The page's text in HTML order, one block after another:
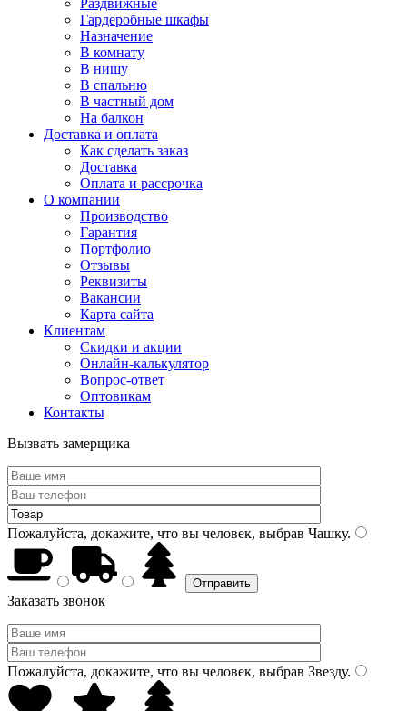
Раздвижные
Гардеробные шкафы
Назначение
В комнату
В нишу
В спальню
В частный дом
На балкон
Доставка и оплата
Как сделать заказ
Доставка
Оплата и рассрочка
О компании
Производство
Гарантия
Портфолио
Отзывы
Реквизиты
Вакансии
Карта сайта
Клиентам
Скидки и акции
Онлайн-калькулятор
Вопрос-ответ
Оптовикам
Контакты
Вызвать замерщика
Пожалуйста, докажите, что вы человек, выбрав Чашку.
Заказать звонок
Пожалуйста, докажите, что вы человек, выбрав Звезду.